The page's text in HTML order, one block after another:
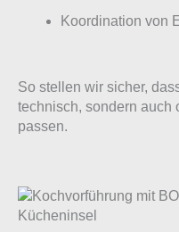
Koordination von
So stellen wir sicher,
technisch, sondern auch
passen.